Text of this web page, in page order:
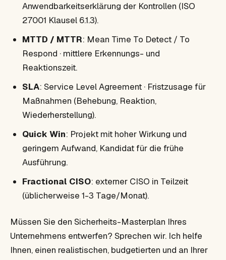
Anwendbarkeitserklärung der Kontrollen (ISO
27001 Klausel 6.1.3).
MTTD / MTTR: Mean Time To Detect / To
Respond · mittlere Erkennungs- und
Reaktionszeit.
SLA: Service Level Agreement · Fristzusage für
Maßnahmen (Behebung, Reaktion,
Wiederherstellung).
Quick Win: Projekt mit hoher Wirkung und
geringem Aufwand, Kandidat für die frühe
Ausführung.
Fractional CISO: externer CISO in Teilzeit
(üblicherweise 1-3 Tage/Monat).
Müssen Sie den Sicherheits-Masterplan Ihres
Unternehmens entwerfen? Sprechen wir. Ich helfe
Ihnen, einen realistischen, budgetierten und an Ihrer